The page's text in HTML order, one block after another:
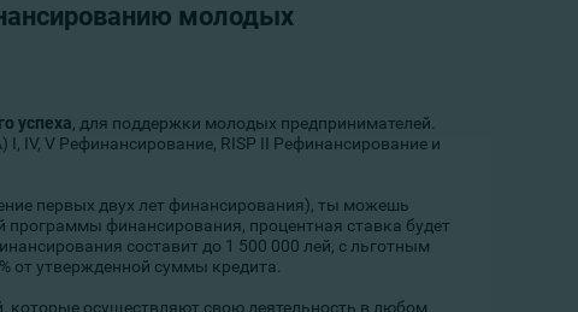
молодых
успеха , для поддержки молодых предпринимателей.
IV, V Рефинансирование, RISP II Рефинансирование и
первых двух лет финансирования), ты можешь
финансирования, процентная ставка будет
составит до 1 500 000 лей, с льготным
от утвержденной суммы кредита.
осуществляют свою деятельность в любом